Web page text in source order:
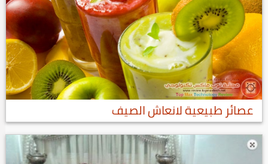
عصائر طبيعية لانعاش الصيف